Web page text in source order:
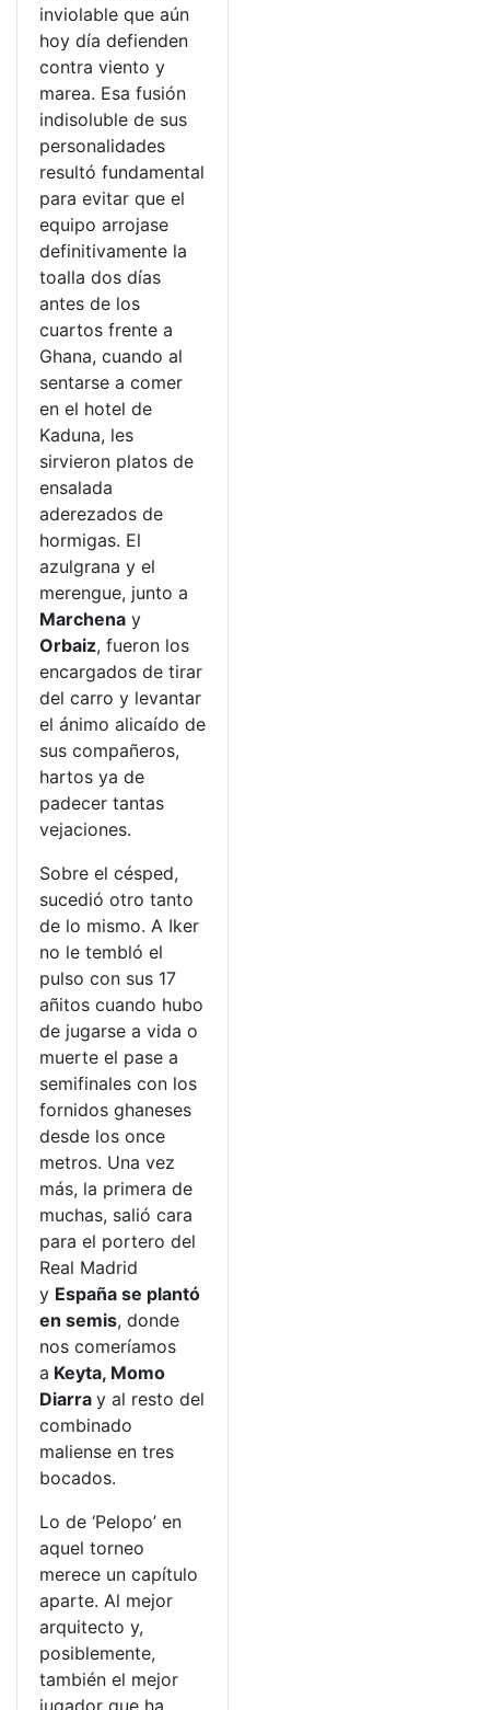
inviolable que aún
hoy día defienden
contra viento y
marea. Esa fusión
indisoluble de sus
personalidades
resultó fundamental
para evitar que el
equipo arrojase
definitivamente la
toalla dos días
antes de los
cuartos frente a
Ghana, cuando al
sentarse a comer
en el hotel de
Kaduna, les
sirvieron platos de
ensalada
aderezados de
hormigas. El
azulgrana y el
merengue, junto a
Marchena y
Orbaiz, fueron los
encargados de tirar
del carro y levantar
el ánimo alicaído de
sus compañeros,
hartos ya de
padecer tantas
vejaciones.
Sobre el césped,
sucedió otro tanto
de lo mismo. A Iker
no le tembló el
pulso con sus 17
añitos cuando hubo
de jugarse a vida o
muerte el pase a
semifinales con los
fornidos ghaneses
desde los once
metros. Una vez
más, la primera de
muchas, salió cara
para el portero del
Real Madrid
y España se plantó
en semis, donde
nos comeríamos
a Keyta, Momo
Diarra y al resto del
combinado
maliense en tres
bocados.
Lo de ‘Pelopo’ en
aquel torneo
merece un capítulo
aparte. Al mejor
arquitecto y,
posiblemente,
también el mejor
jugador que ha